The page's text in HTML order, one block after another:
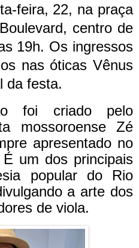
feira, 22, na praça
centro de
19h. Os ingressos
nas óticas Vênus
da festa.
foi criado pelo
mossoroense Zé
apresentado no
um dos principais
popular do Rio
a arte dos
de viola.